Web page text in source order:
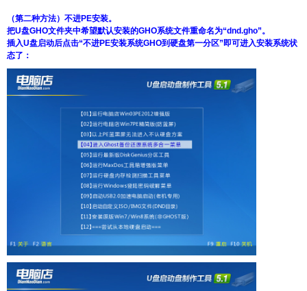
（第二种方法）不进PE安装。
把U盘GHO文件夹中希望默认安装的GHO系统文件重命名为“dnd.gho”。
插入U盘启动后点击“不进PE安装系统GHO到硬盘第一分区”即可进入安装系统状
态了：